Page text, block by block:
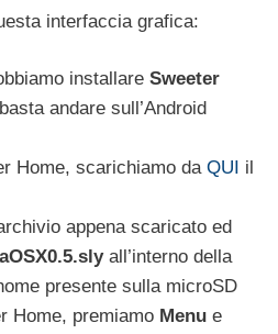
interfaccia grafica:
installare Sweeter
andare sull’Android
Home, scarichiamo da QUI il
appena scaricato ed
aOSX0.5.sly all’interno della
presente sulla microSD
Home, premiamo Menu e